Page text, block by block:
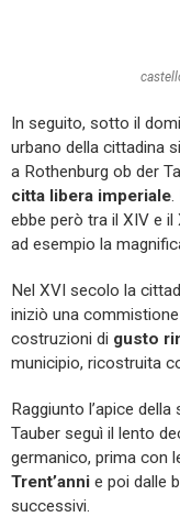
In seguito, sotto il
urbano della cittadina
a Rothenburg ob der
citta libera imperiale.
ebbe però tra il XIV e
ad esempio la
Nel XVI secolo la
iniziò una
costruzioni di gusto
municipio, ricostruita
Raggiunto l’apice
Tauber seguì il lento
germanico, prima con
Trent’anni e poi dalle
successivi.